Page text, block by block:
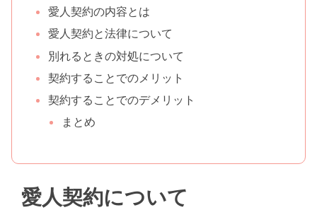
愛人契約の内容とは
愛人契約と法律について
別れるときの対処について
契約することでのメリット
契約することでのデメリット
まとめ
愛人契約について